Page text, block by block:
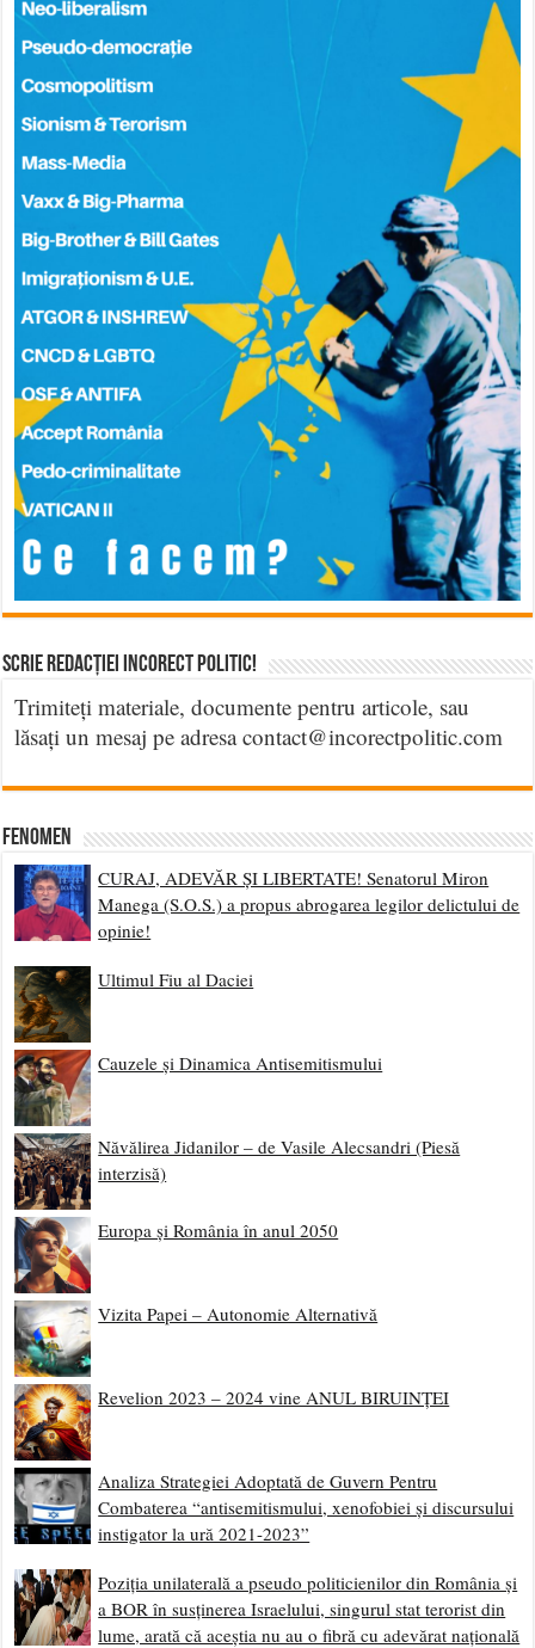
Scrie Redacției Incorect Politic!
Trimiteți materiale, documente pentru articole, sau
lăsați un mesaj pe adresa contact@incorectpolitic.com
Fenomen
CURAJ, ADEVĂR ȘI LIBERTATE! Senatorul Miron
Manega (S.O.S.) a propus abrogarea legilor delictului de
opinie!
Ultimul Fiu al Daciei
Cauzele și Dinamica Antisemitismului
Năvălirea Jidanilor – de Vasile Alecsandri (Piesă
interzisă)
Europa și România în anul 2050
Vizita Papei – Autonomie Alternativă
Revelion 2023 – 2024 vine ANUL BIRUINȚEI
Analiza Strategiei Adoptată de Guvern Pentru
Combaterea “antisemitismului, xenofobiei și discursului
instigator la ură 2021-2023”
Poziția unilaterală a pseudo politicienilor din România și
a BOR în susținerea Israelului, singurul stat terorist din
lume, arată că aceștia nu au o fibră cu adevărat națională